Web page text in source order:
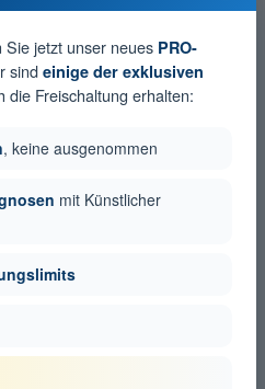
jetzt unser neues PRO-
sind einige der exklusiven
die Freischaltung erhalten:
, keine ausgenommen
mit Künstlicher